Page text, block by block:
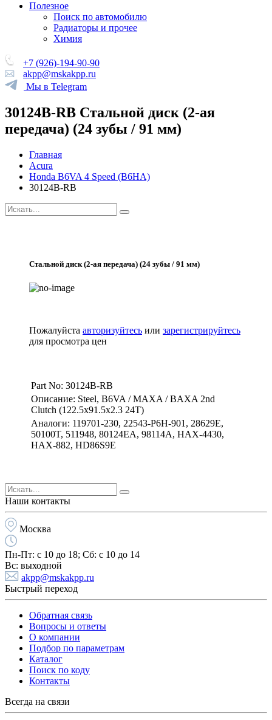
Полезное
Поиск по автомобилю
Радиаторы и прочее
Химия
+7 (926)-194-90-90
akpp@mskakpp.ru
Мы в Telegram
30124B-RB Стальной диск (2-ая
передача) (24 зубы / 91 мм)
Главная
Acura
Honda B6VA 4 Speed (B6HA)
30124B-RB
Стальной диск (2-ая передача) (24 зубы / 91 мм)
Пожалуйста авторизуйтесь или зарегистрируйтесь
для просмотра цен
Part No: 30124B-RB
Описание: Steel, B6VA / MAXA / BAXA 2nd
Clutch (122.5x91.5x2.3 24T)
Аналоги: 119701-230, 22543-P6H-901, 28629E,
50100T, 511948, 80124EA, 98114A, HAX-4430,
HAX-882, HD86S9E
Наши контакты
Москва
Пн-Пт: с 10 до 18; Cб: с 10 до 14
Вс: выходной
akpp@mskakpp.ru
Быстрый переход
Обратная связь
Вопросы и ответы
О компании
Подбор по параметрам
Каталог
Поиск по коду
Контакты
Всегда на связи